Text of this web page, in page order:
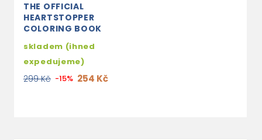
THE OFFICIAL
HEARTSTOPPER
COLORING BOOK
skladem (ihned
expedujeme)
299 Kč -15% 254 Kč